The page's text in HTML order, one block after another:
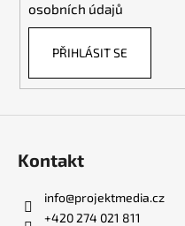
osobních údajů
PŘIHLÁSIT SE
Kontakt
info@projektmedia.cz
+420 274 021 811